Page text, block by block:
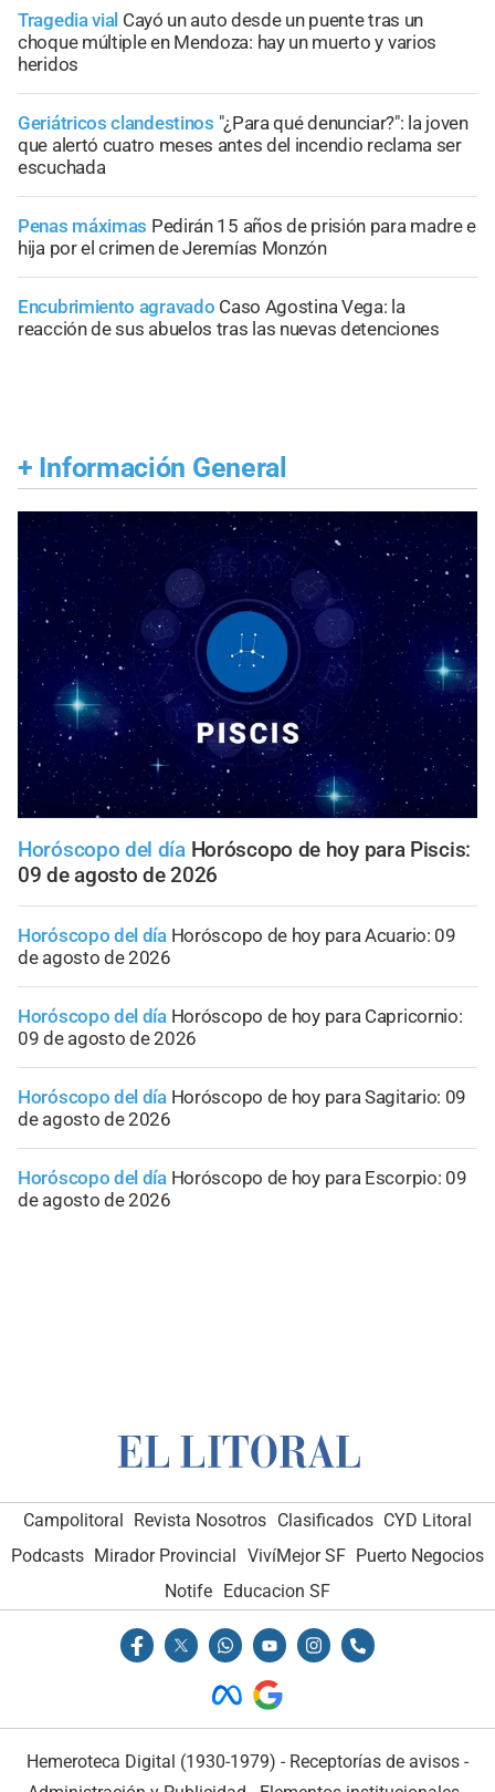
Tragedia vial Cayó un auto desde un puente tras un
choque múltiple en Mendoza: hay un muerto y varios
heridos
Geriátricos clandestinos "¿Para qué denunciar?": la joven
que alertó cuatro meses antes del incendio reclama ser
escuchada
Penas máximas Pedirán 15 años de prisión para madre e
hija por el crimen de Jeremías Monzón
Encubrimiento agravado Caso Agostina Vega: la
reacción de sus abuelos tras las nuevas detenciones
+ Información General
Horóscopo del día Horóscopo de hoy para Piscis:
09 de agosto de 2026
Horóscopo del día Horóscopo de hoy para Acuario: 09
de agosto de 2026
Horóscopo del día Horóscopo de hoy para Capricornio:
09 de agosto de 2026
Horóscopo del día Horóscopo de hoy para Sagitario: 09
de agosto de 2026
Horóscopo del día Horóscopo de hoy para Escorpio: 09
de agosto de 2026
Campolitoral Revista Nosotros Clasificados CYD Litoral
Podcasts Mirador Provincial VivíMejor SF Puerto Negocios
Notife
Educacion SF
Hemeroteca Digital (1930-1979) - Receptorías de avisos -